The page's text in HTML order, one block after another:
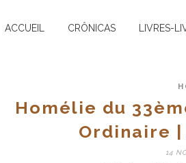
ACCUEIL CRÔNICAS LIVRES-
Homélie du
Ordinaire |
14